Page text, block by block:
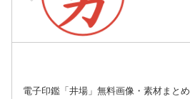
電子印鑑「井場」無料画像・素材まとめ